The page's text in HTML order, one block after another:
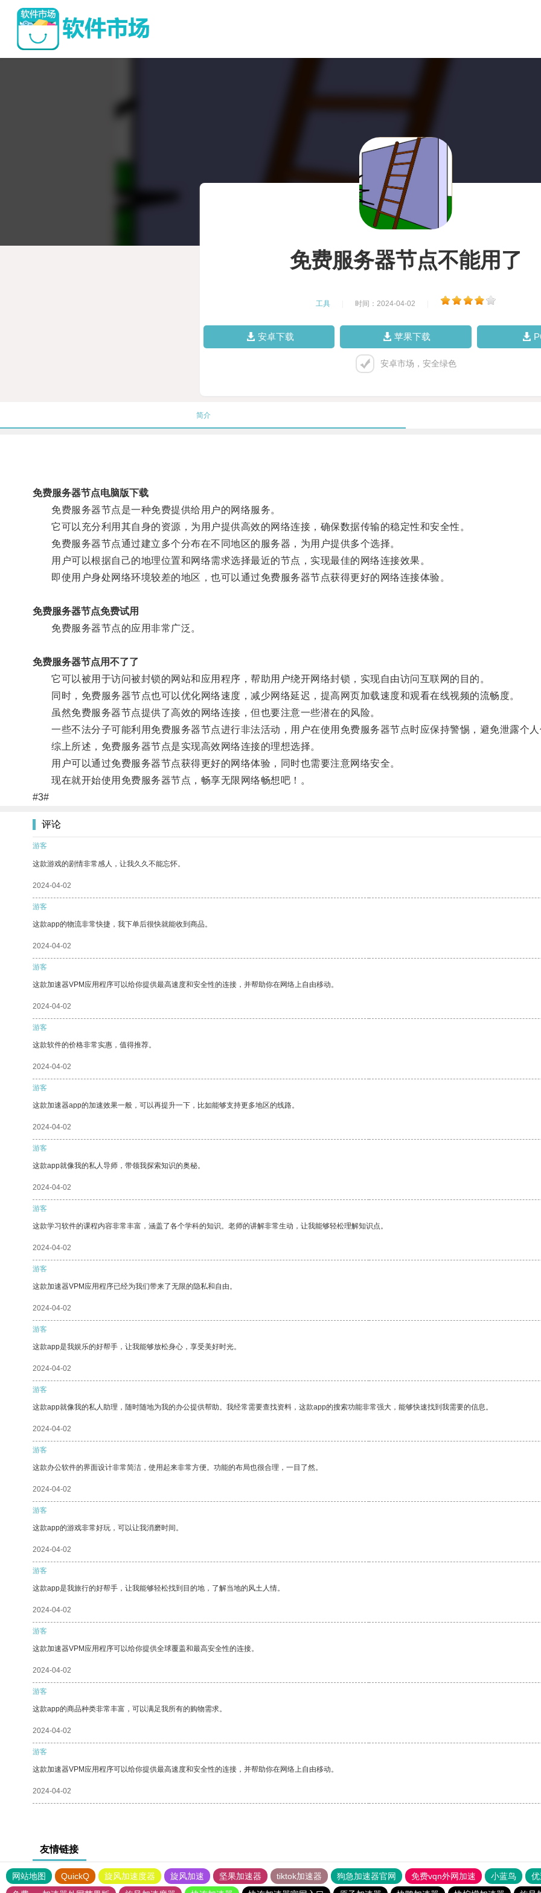
免费服务器节点不能用了
工具 时间：2024-04-02
安卓下载 苹果下载
安卓市场，安全绿色
简介
免费服务器节点电脑版下载
免费服务器节点是一种免费提供给用户的网络服务。
它可以充分利用其自身的资源，为用户提供高效的网络连接，确保数据传输的稳定性和安全性。
免费服务器节点通过建立多个分布在不同地区的服务器，为用户提供多个选择。
用户可以根据自己的地理位置和网络需求选择最近的节点，实现最佳的网络连接效果。
即使用户身处网络环境较差的地区，也可以通过免费服务器节点获得更好的网络连接体验。
免费服务器节点免费试用
免费服务器节点的应用非常广泛。
免费服务器节点用不了了
它可以被用于访问被封锁的网站和应用程序，帮助用户绕开网络封锁，实现自由访问互联网的目的。
同时，免费服务器节点也可以优化网络速度，减少网络延迟，提高网页加载速度和观看在线视频的流畅度。
虽然免费服务器节点提供了高效的网络连接，但也要注意一些潜在的风险。
一些不法分子可能利用免费服务器节点进行非法活动，用户在使用免费服务器节点时应保持警惕，避免泄露个人
综上所述，免费服务器节点是实现高效网络连接的理想选择。
用户可以通过免费服务器节点获得更好的网络体验，同时也需要注意网络安全。
现在就开始使用免费服务器节点，畅享无限网络畅想吧！。
#3#
评论
游客
这款游戏的剧情非常感人，让我久久不能忘怀。
2024-04-02
游客
这款app的物流非常快捷，我下单后很快就能收到商品。
2024-04-02
游客
这款加速器VPM应用程序可以给你提供最高速度和安全性的连接，并帮助你在网络上自由移动。
2024-04-02
游客
这款软件的价格非常实惠，值得推荐。
2024-04-02
游客
这款加速器app的加速效果一般，可以再提升一下，比如能够支持更多地区的线路。
2024-04-02
游客
这款app就像我的私人导师，带领我探索知识的奥秘。
2024-04-02
游客
这款学习软件的课程内容非常丰富，涵盖了各个学科的知识。老师的讲解非常生动，让我能够轻松理解知识点。
2024-04-02
游客
这款加速器VPM应用程序已经为我们带来了无限的隐私和自由。
2024-04-02
游客
这款app是我娱乐的好帮手，让我能够放松身心，享受美好时光。
2024-04-02
游客
这款app就像我的私人助理，随时随地为我的办公提供帮助。我经常需要查找资料，这款app的搜索功能非常强大，能够快速找到我需要的信息。
2024-04-02
游客
这款办公软件的界面设计非常简洁，使用起来非常方便。功能的布局也很合理，一目了然。
2024-04-02
游客
这款app的游戏非常好玩，可以让我消磨时间。
2024-04-02
游客
这款app是我旅行的好帮手，让我能够轻松找到目的地，了解当地的风土人情。
2024-04-02
游客
这款加速器VPM应用程序可以给你提供全球覆盖和最高安全性的连接。
2024-04-02
游客
这款app的商品种类非常丰富，可以满足我所有的购物需求。
2024-04-02
游客
这款加速器VPM应用程序可以给你提供最高速度和安全性的连接，并帮助你在网络上自由移动。
2024-04-02
友情链接
网站地图 QuickQ 旋风加速度器 旋风加速 坚果加速器 tiktok加速器 狗急加速器官网 免费vqn外网加速 小蓝鸟